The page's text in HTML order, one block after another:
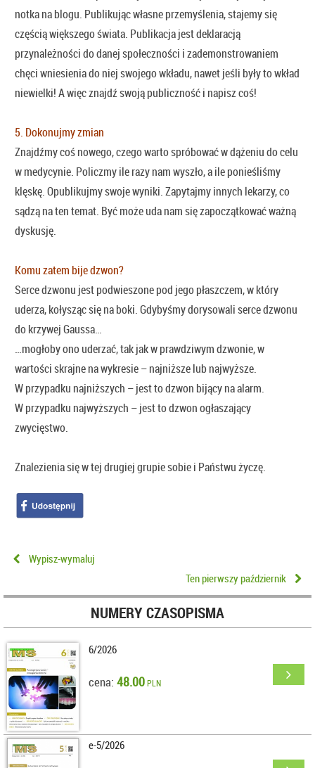
notka na blogu. Publikując własne przemyślenia, stajemy się
częścią większego świata. Publikacja jest deklaracją
przynależności do danej społeczności i zademonstrowaniem
chęci wniesienia do niej swojego wkładu, nawet jeśli były to wkład
niewielki! A więc znajdź swoją publiczność i napisz coś!
5. Dokonujmy zmian
Znajdźmy coś nowego, czego warto spróbować w dążeniu do celu
w medycynie. Policzmy ile razy nam wyszło, a ile ponieśliśmy
klęskę. Opublikujmy swoje wyniki. Zapytajmy innych lekarzy, co
sądzą na ten temat. Być może uda nam się zapoczątkować ważną
dyskusję.
Komu zatem bije dzwon?
Serce dzwonu jest podwieszone pod jego płaszczem, w który
uderza, kołysząc się na boki. Gdybyśmy dorysowali serce dzwonu
do krzywej Gaussa…
…mogłoby ono uderzać, tak jak w prawdziwym dzwonie, w
wartości skrajne na wykresie – najniższe lub najwyższe.
W przypadku najniższych – jest to dzwon bijący na alarm.
W przypadku najwyższych – jest to dzwon ogłaszający
zwycięstwo.
Znalezienia się w tej drugiej grupie sobie i Państwu życzę.
Wypisz-wymaluj
Ten pierwszy październik
NUMERY CZASOPISMA
6/2026
cena: 48.00PLN
e-5/2026